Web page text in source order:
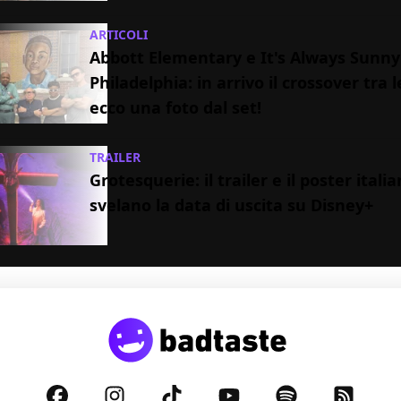
ARTICOLI
Abbott Elementary e It's Always Sunny
Philadelphia: in arrivo il crossover tra le
ecco una foto dal set!
TRAILER
Grotesquerie: il trailer e il poster
svelano la data di uscita su Disney+